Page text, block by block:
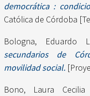
democrática :
Católica de Córdoba
Bologna, Eduardo
secundarios de
movilidad social.
Bono, Laura Cecilia